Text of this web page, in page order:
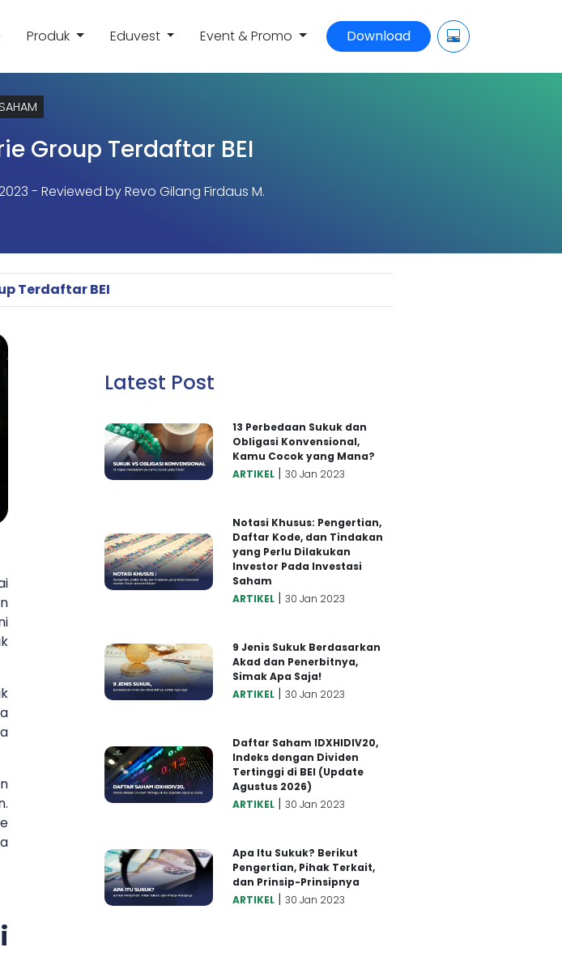
Produk Eduvest Event & Promo Download
SAHAM
Group Terdaftar BEI
- Reviewed by Revo Gilang Firdaus M.
Terdaftar BEI
Latest Post
13 Perbedaan Sukuk dan
Obligasi Konvensional,
Kamu Cocok yang Mana?
ARTIKEL |30 Jan 2023
Notasi Khusus: Pengertian,
Daftar Kode, dan Tindakan
yang Perlu Dilakukan
Investor Pada Investasi
Saham
ARTIKEL |30 Jan 2023
9 Jenis Sukuk Berdasarkan
Akad dan Penerbitnya,
Simak Apa Saja!
ARTIKEL |30 Jan 2023
Daftar Saham IDXHIDIV20,
Indeks dengan Dividen
Tertinggi di BEI (Update
Agustus 2026)
ARTIKEL |30 Jan 2023
Apa Itu Sukuk? Berikut
Pengertian, Pihak Terkait,
dan Prinsip-Prinsipnya
ARTIKEL |30 Jan 2023